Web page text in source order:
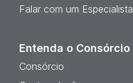
Falar com um Especialista
Entenda o Consórcio
Consórcio